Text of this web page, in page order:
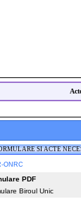
SI ACTE
ONRC
PDF
Biroul Unic